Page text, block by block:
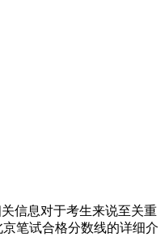
信息对于考生来说至关重
笔试合格分数线的详细介